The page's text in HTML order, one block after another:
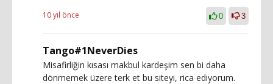
10 yıl önce 0 3
Tango#1NeverDies
Misafirliğin kısası makbul kardeşim sen bi daha
dönmemek üzere terk et bu siteyi, rica ediyorum.